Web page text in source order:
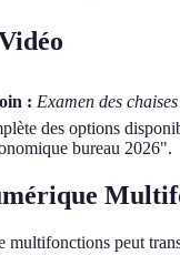
: Examen des
des options
bureau 2026".
multifonctions peut